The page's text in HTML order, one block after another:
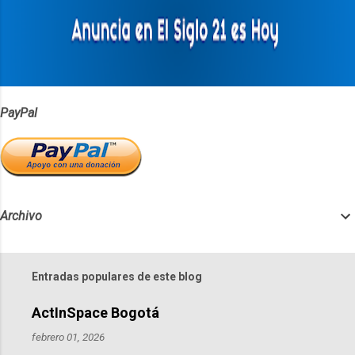
PayPal
Archivo
Entradas populares de este blog
ActInSpace Bogotá
febrero 01, 2026